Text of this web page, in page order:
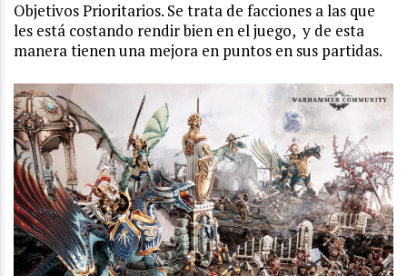
Objetivos Prioritarios. Se trata de facciones a las que
les está costando rendir bien en el juego, y de esta
manera tienen una mejora en puntos en sus partidas.